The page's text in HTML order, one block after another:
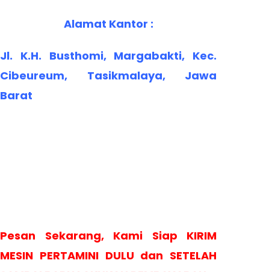
Alamat Kantor :
Jl. K.H. Busthomi, Margabakti, Kec.
Cibeureum, Tasikmalaya, Jawa
Barat
Pesan Sekarang, Kami Siap KIRIM
MESIN PERTAMINI DULU dan SETELAH